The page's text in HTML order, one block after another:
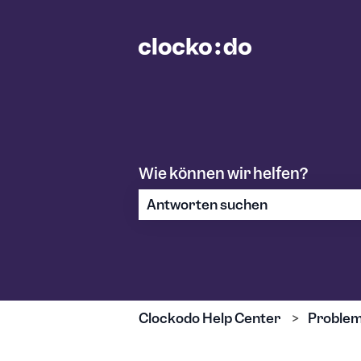
Wie können wir helfen?
Clockodo Help Center